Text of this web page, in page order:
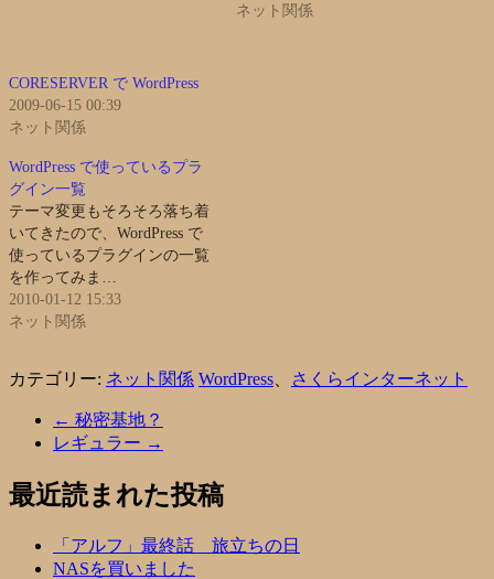
CORESERVER で WordPress
2009-06-15 00:39
ネット関係
ネット関係
WordPress で使っているプラ
グイン一覧
テーマ変更もそろそろ落ち着
いてきたので、WordPress で
使っているプラグインの一覧
を作ってみま…
2010-01-12 15:33
ネット関係
カテゴリー: ネット関係 WordPress さくらインターネット
← 秘密基地？
レギュラー →
最近読まれた投稿
「アルフ」最終話 旅立ちの日
NASを買いました